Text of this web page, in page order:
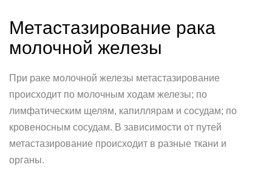
Метастазирование рака
молочной железы
При раке молочной железы метастазирование
происходит по молочным ходам железы; по
лимфатическим щелям, капиллярам и сосудам; по
кровеносным сосудам. В зависимости от путей
метастазирование происходит в разные ткани и
органы.